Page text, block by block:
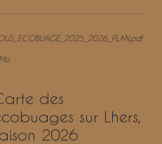
des
sur Lhers,
2026